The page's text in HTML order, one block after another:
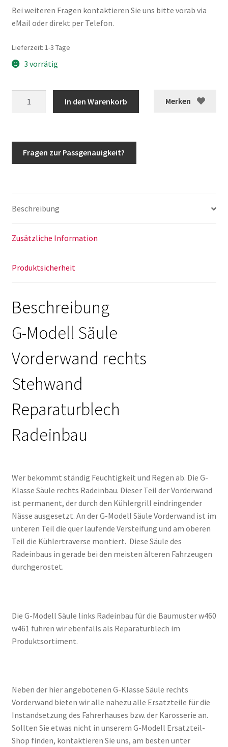
Bei weiteren Fragen kontaktieren Sie uns bitte vorab via
eMail oder direkt per Telefon.
Lieferzeit: 1-3 Tage
3 vorrätig
Merken
Stehwand
Menge
In den Warenkorb
Fragen zur Passgenauigkeit?
Beschreibung
Zusätzliche Information
Produktsicherheit
Beschreibung
G-Modell Säule
Vorderwand rechts
Stehwand
Reparaturblech
Radeinbau
Wer bekommt ständig Feuchtigkeit und Regen ab. Die G-
Klasse Säule rechts Radeinbau. Dieser Teil der Vorderwand
ist permanent, der durch den Kühlergrill eindringender
Nässe ausgesetzt. An der G-Modell Säule Vorderwand ist im
unteren Teil die quer laufende Versteifung und am oberen
Teil die Kühlertraverse montiert. Diese Säule des
Radeinbaus in gerade bei den meisten älteren Fahrzeugen
durchgerostet.
Die G-Modell Säule links Radeinbau für die Baumuster w460
w461 führen wir ebenfalls als Reparaturblech im
Produktsortiment.
Neben der hier angebotenen G-Klasse Säule rechts
Vorderwand bieten wir alle nahezu alle Ersatzteile für die
Instandsetzung des Fahrerhauses bzw. der Karosserie an.
Sollten Sie etwas nicht in unserem G-Modell Ersatzteil-
Shop finden, kontaktieren Sie uns, am besten unter